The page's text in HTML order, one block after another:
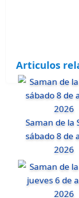
Articulos
Saman de la
sábado 8 de
2026